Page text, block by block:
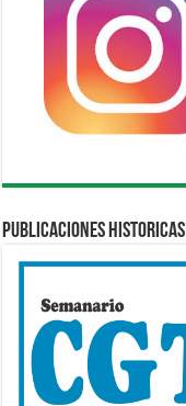
Publicaciones Historicas